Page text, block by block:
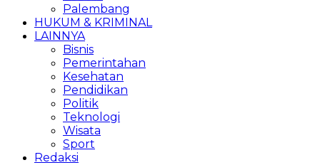
Palembang
HUKUM & KRIMINAL
LAINNYA
Bisnis
Pemerintahan
Kesehatan
Pendidikan
Politik
Teknologi
Wisata
Sport
Redaksi